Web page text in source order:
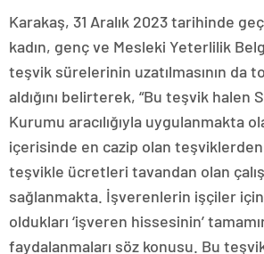
Karakaş, 31 Aralık 2023 tarihinde
kadın, genç ve Mesleki Yeterlilik
teşvik sürelerinin uzatılmasının da
aldığını belirterek, “Bu teşvik halen
Kurumu aracılığıyla uygulanmakta
içerisinde en cazip olan
teşvikle ücretleri tavandan olan
sağlanmakta. İşverenlerin işçiler
oldukları ‘işveren hissesinin’
faydalanmaları söz konusu. Bu